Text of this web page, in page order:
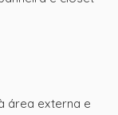
área externa e